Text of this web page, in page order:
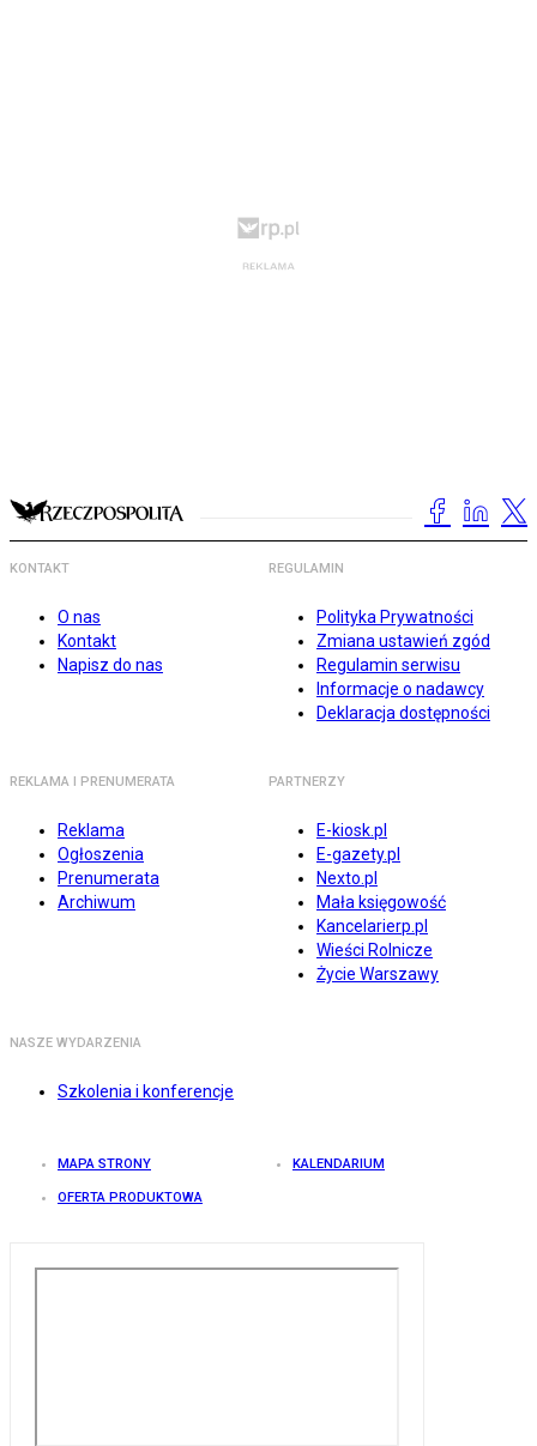
KONTAKT
O nas
Kontakt
Napisz do nas
REGULAMIN
Polityka Prywatności
Zmiana ustawień zgód
Regulamin serwisu
Informacje o nadawcy
Deklaracja dostępności
REKLAMA I PRENUMERATA
Reklama
Ogłoszenia
Prenumerata
Archiwum
PARTNERZY
E-kiosk.pl
E-gazety.pl
Nexto.pl
Mała księgowość
Kancelarierp.pl
Wieści Rolnicze
Życie Warszawy
NASZE WYDARZENIA
Szkolenia i konferencje
MAPA STRONY KALENDARIUM
OFERTA PRODUKTOWA